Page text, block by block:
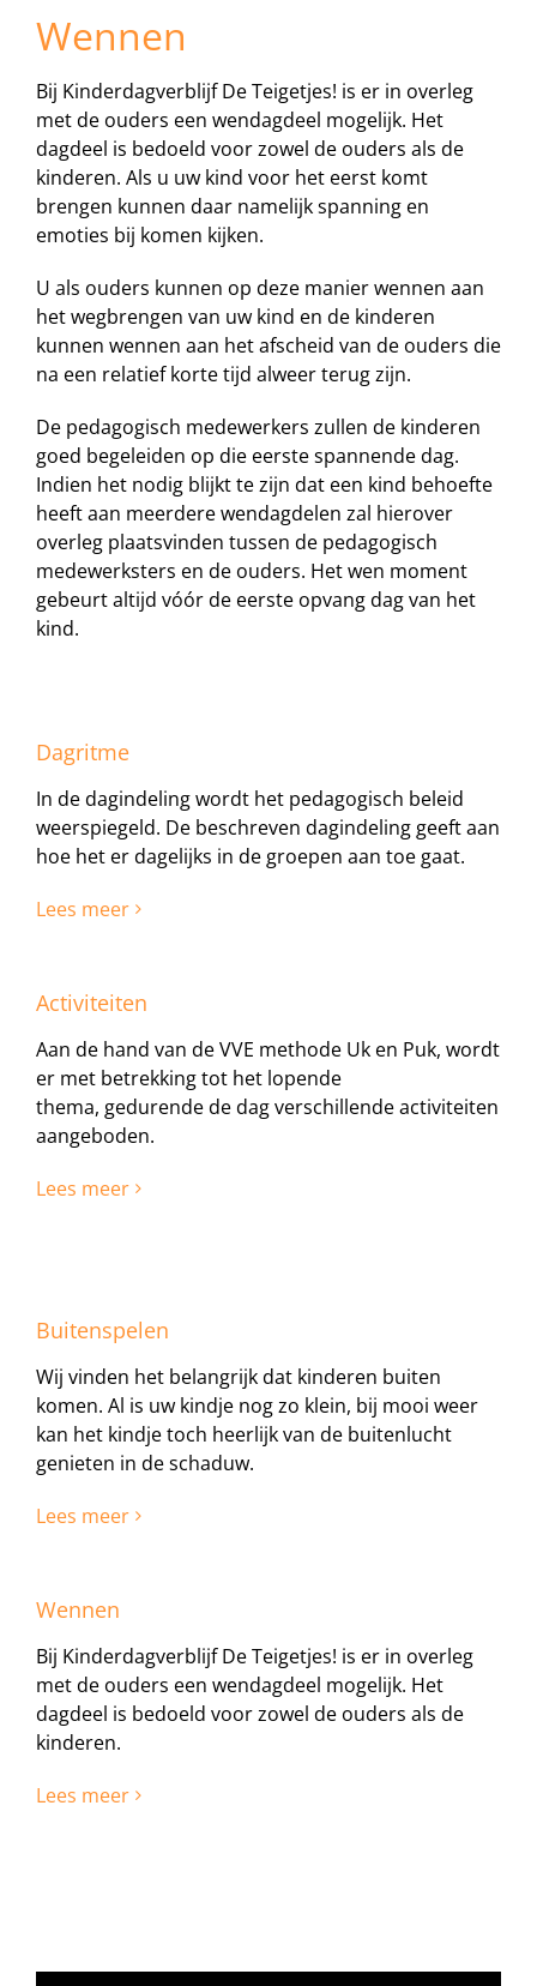
Wennen
Bij Kinderdagverblijf De Teigetjes! is er in overleg
met de ouders een wendagdeel mogelijk. Het
dagdeel is bedoeld voor zowel de ouders als de
kinderen. Als u uw kind voor het eerst komt
brengen kunnen daar namelijk spanning en
emoties bij komen kijken.
U als ouders kunnen op deze manier wennen aan
het wegbrengen van uw kind en de kinderen
kunnen wennen aan het afscheid van de ouders die
na een relatief korte tijd alweer terug zijn.
De pedagogisch medewerkers zullen de kinderen
goed begeleiden op die eerste spannende dag.
Indien het nodig blijkt te zijn dat een kind behoefte
heeft aan meerdere wendagdelen zal hierover
overleg plaatsvinden tussen de pedagogisch
medewerksters en de ouders. Het wen moment
gebeurt altijd vóór de eerste opvang dag van het
kind.
Dagritme
In de dagindeling wordt het pedagogisch beleid
weerspiegeld. De beschreven dagindeling geeft aan
hoe het er dagelijks in de groepen aan toe gaat.
Lees meer
Activiteiten
Aan de hand van de VVE methode Uk en Puk, wordt
er met betrekking tot het lopende
thema, gedurende de dag verschillende activiteiten
aangeboden.
Lees meer
Buitenspelen
Wij vinden het belangrijk dat kinderen buiten
komen. Al is uw kindje nog zo klein, bij mooi weer
kan het kindje toch heerlijk van de buitenlucht
genieten in de schaduw.
Lees meer
Wennen
Bij Kinderdagverblijf De Teigetjes! is er in overleg
met de ouders een wendagdeel mogelijk. Het
dagdeel is bedoeld voor zowel de ouders als de
kinderen.
Lees meer